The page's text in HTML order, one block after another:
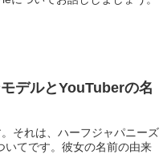
デルとYouTuberの名
それは、ハーフジャパニーズ
いてです。彼女の名前の由来